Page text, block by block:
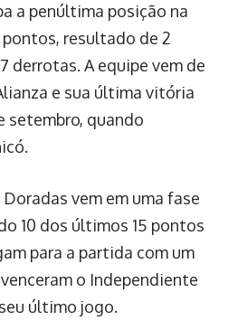
a penúltima posição na
pontos, resultado de 2
derrotas. A equipe vem de
e sua última vitória
setembro, quando
vem em uma fase
10 dos últimos 15 pontos
para a partida com um
o Independiente
último jogo.